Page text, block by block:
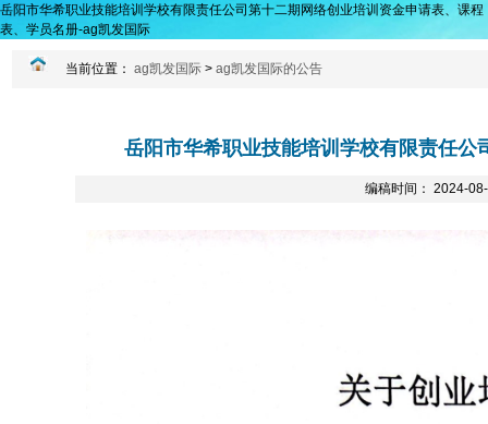
岳阳市华希职业技能培训学校有限责任公司第十二期网络创业培训资金申请表、课程
表、学员名册-ag凯发国际
当前位置： ag凯发国际> ag凯发国际的公告
岳阳市华希职业技能培训学校有限责任
编稿时间： 2024-